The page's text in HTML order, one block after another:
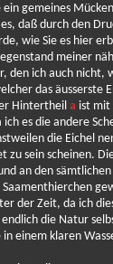
ein gemeines
daß durch den
wie Sie es hier
meiner
den ich auch nicht,
das äusserste
Hintertheil aist mit
es die andere
die Eichel
zu sein scheinen.
an den
Saamenthierchen
der Zeit, da ich
die Natur
einem klaren